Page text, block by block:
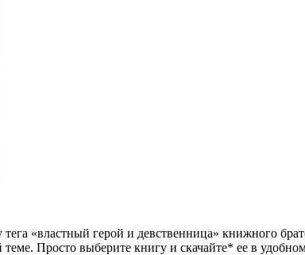
«властный герой и девственница» книжного
Просто выберите книгу и скачайте* ее в